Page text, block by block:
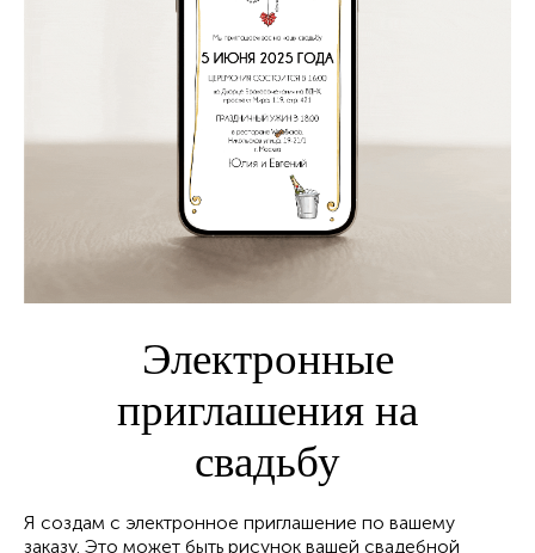
Электронные
приглашения на
свадьбу
Я создам с электронное приглашение по вашему
заказу. Это может быть рисунок вашей свадебной